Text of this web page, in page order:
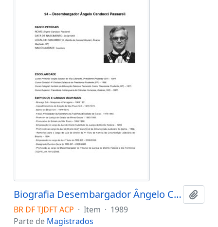
Biografia Desembargador Ângelo Canducci Passareli
BR DF TJDFT ACP · Item · 1989
Parte de Magistrados